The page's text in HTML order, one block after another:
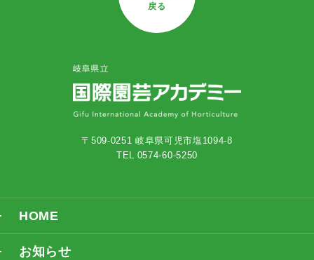
戻る
〒509-0251 岐阜県可児市塩1094-8
TEL 0574-60-5250
HOME
お知らせ